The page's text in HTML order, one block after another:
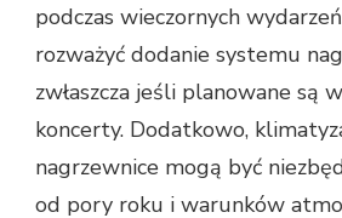
podczas wieczornych
rozważyć dodanie systemu
zwłaszcza jeśli planowane są
koncerty. Dodatkowo,
nagrzewnice mogą być
od pory roku i warunków